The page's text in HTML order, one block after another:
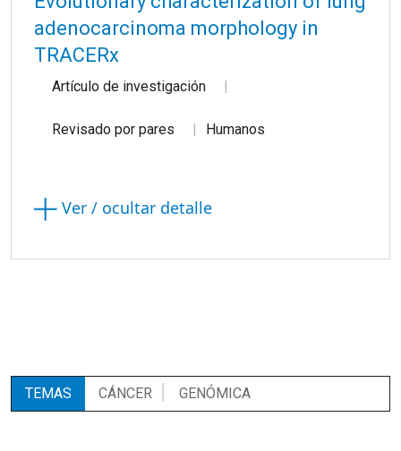
adenocarcinoma morphology in
TRACERx
Artículo de investigación
Revisado por pares Humanos
Ver / ocultar detalle
TEMAS CÁNCER GENÓMICA